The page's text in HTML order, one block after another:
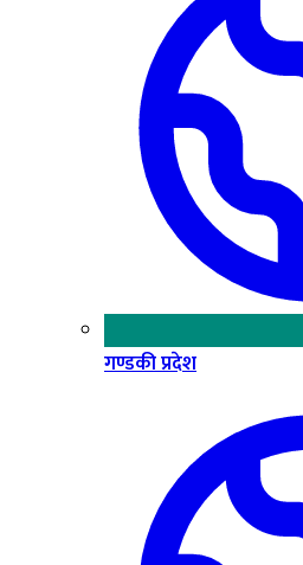
गण्डकी प्रदेश